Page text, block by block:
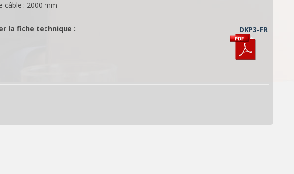
câble : 2000 mm
la fiche technique : DKP3-FR